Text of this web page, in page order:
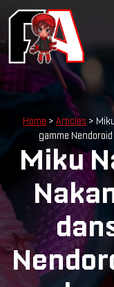
Home > Articles >
gamme
Miku
Cookies management panel